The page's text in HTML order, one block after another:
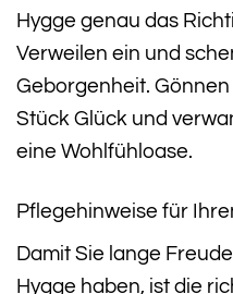
Hygge genau das
Verweilen ein und
Geborgenheit.
Stück Glück und
eine Wohlfühloase.
Pflegehinweise für
Damit Sie lange
Hygge haben, ist die